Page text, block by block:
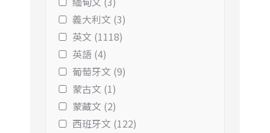
義大利文 (3)
英文 (1118)
英語 (4)
葡萄牙文 (9)
蒙古文 (1)
蒙藏文 (2)
西班牙文 (122)